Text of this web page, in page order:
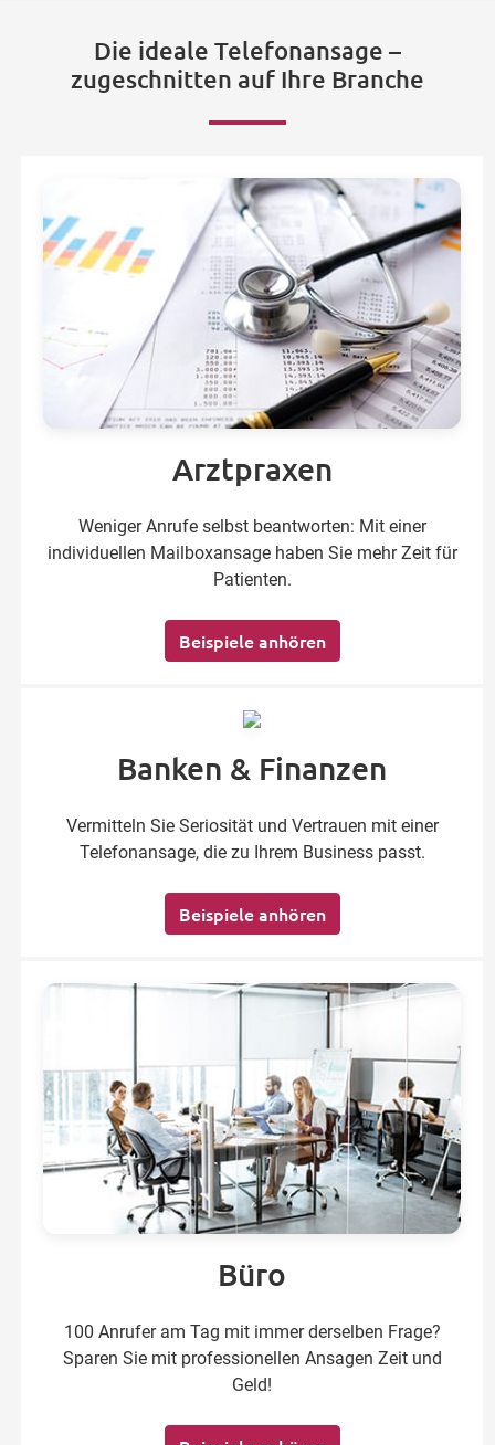
Die ideale Telefonansage –
zugeschnitten auf Ihre Branche
Arztpraxen
Weniger Anrufe selbst beantworten: Mit einer
individuellen Mailboxansage haben Sie mehr Zeit für
Patienten.
Beispiele anhören
Banken & Finanzen
Vermitteln Sie Seriosität und Vertrauen mit einer
Telefonansage, die zu Ihrem Business passt.
Beispiele anhören
Büro
100 Anrufer am Tag mit immer derselben Frage?
Sparen Sie mit professionellen Ansagen Zeit und
Geld!